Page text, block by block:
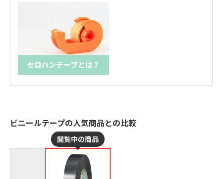
ビニールテープの人気商品との比較